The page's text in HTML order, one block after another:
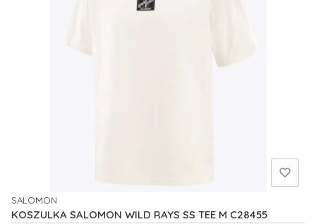
KOSZULKA SALOMON WILD RAYS SS TEE M C28455
PRODUCENT
SALOMON